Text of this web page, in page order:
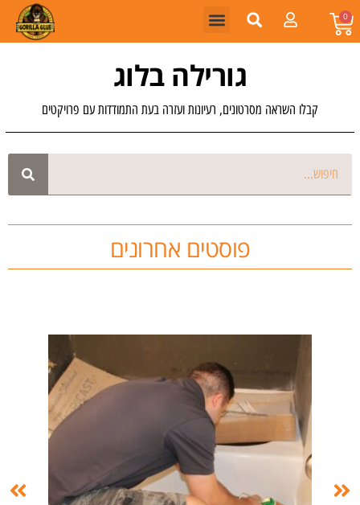
0
גורילה בלוג
קבלו השראה מסרטונים, רעיונות ועזרה בעת התמודדות עם פרויקטים
פוסטים אחרונים